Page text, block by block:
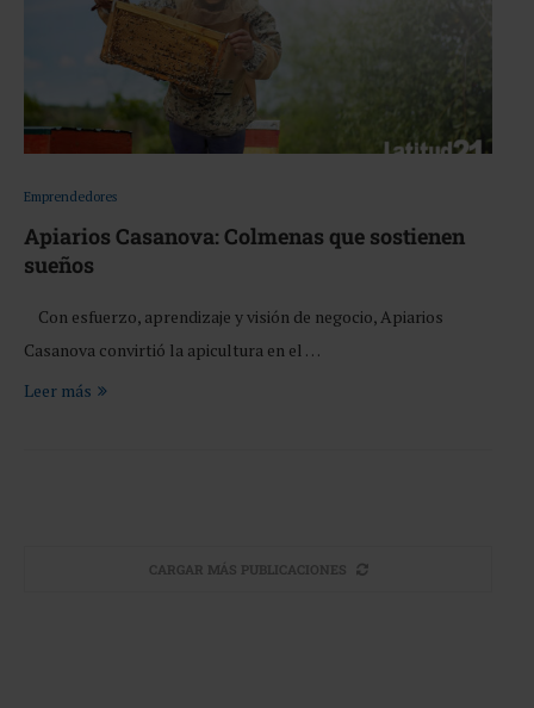
Emprendedores
Apiarios Casanova: Colmenas que sostienen
sueños
Con esfuerzo, aprendizaje y visión de negocio, Apiarios
Casanova convirtió la apicultura en el …
Leer más
CARGAR MÁS PUBLICACIONES